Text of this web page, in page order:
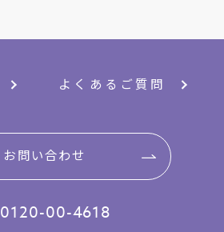
よくあるご質問
お問い合わせ
0120-00-4618